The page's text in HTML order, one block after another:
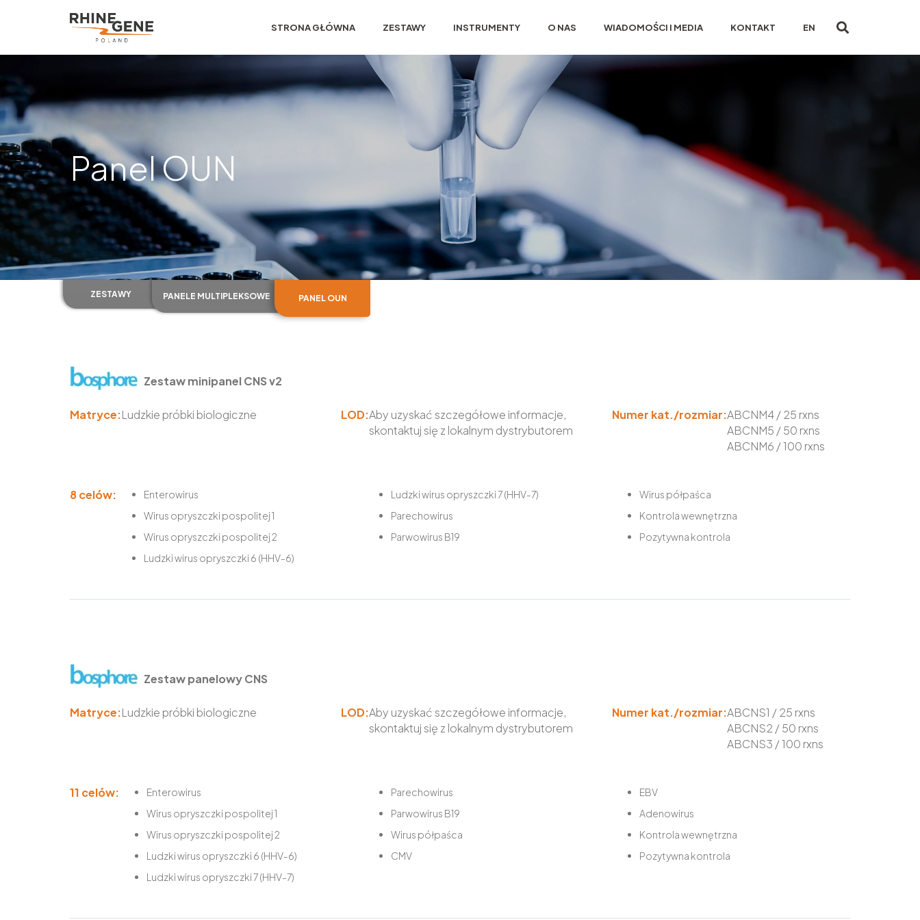
STRONA GŁÓWNA ZESTAWY INSTRUMENTY O NAS WIADOMOŚCI I MEDIA KONTAKT EN
Panel OUN
ZESTAWY PANELE MULTIPLEKSOWE PANEL OUN
Zestaw minipanel CNS v2
Matryce:Ludzkie próbki biologiczne LOD:Aby uzyskać szczegółowe informacje,
skontaktuj się z lokalnym dystrybutorem
Numer kat./rozmiar:ABCNM4 / 25 rxns
ABCNM5 / 50 rxns
ABCNM6 / 100 rxns
8 celów:
Enterowirus
Wirus opryszczki pospolitej 1
Wirus opryszczki pospolitej 2
Ludzki wirus opryszczki 6 (HHV-6)
Ludzki wirus opryszczki 7 (HHV-7)
Parechowirus
Parwowirus B19
Wirus półpaśca
Kontrola wewnętrzna
Pozytywna kontrola
Zestaw panelowy CNS
Matryce:Ludzkie próbki biologiczne LOD:Aby uzyskać szczegółowe informacje,
skontaktuj się z lokalnym dystrybutorem
Numer kat./rozmiar:ABCNS1 / 25 rxns
ABCNS2 / 50 rxns
ABCNS3 / 100 rxns
11 celów:
Enterowirus
Wirus opryszczki pospolitej 1
Wirus opryszczki pospolitej 2
Ludzki wirus opryszczki 6 (HHV-6)
Ludzki wirus opryszczki 7 (HHV-7)
Parechowirus
Parwowirus B19
Wirus półpaśca
CMV
EBV
Adenowirus
Kontrola wewnętrzna
Pozytywna kontrola